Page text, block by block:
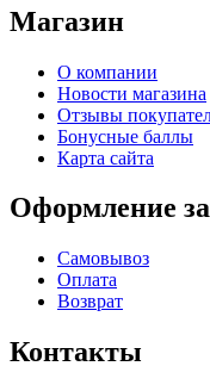
Магазин
О компании
Новости магазина
Отзывы
Бонусные баллы
Карта сайта
Оформление
Самовывоз
Оплата
Возврат
Контакты